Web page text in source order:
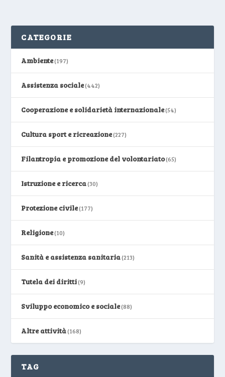
CATEGORIE
Ambiente(197)
Assistenza sociale(442)
Cooperazione e solidarietà internazionale(54)
Cultura sport e ricreazione(227)
Filantropia e promozione del volontariato(65)
Istruzione e ricerca(30)
Protezione civile(177)
Religione(10)
Sanità e assistenza sanitaria(213)
Tutela dei diritti(9)
Sviluppo economico e sociale(88)
Altre attività(168)
TAG